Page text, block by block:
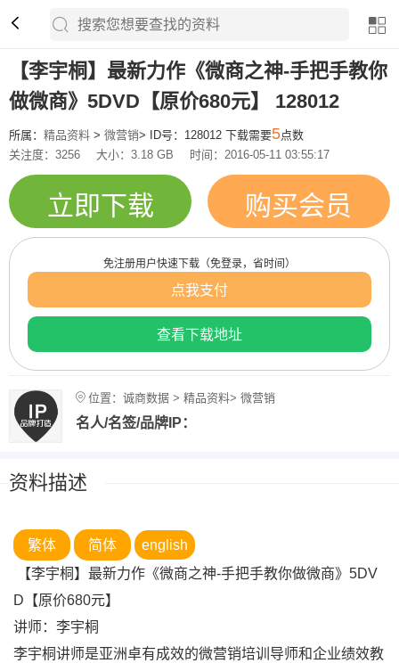
【李宇桐】最新力作《微商之神-手把手教你
做微商》5DVD【原价680元】 128012
所属： 精品资料 > 微营销> ID号：128012 下载需要5点数
关注度：3256
大小：3.18 GB 时间：2016-05-11 03:55:17
立即下载 购买会员
免注册用户快速下载（免登录，省时间）
点我支付
查看下载地址
位置：诚商数据 > 精品资料> 微营销
名人/名签/品牌IP：
资料描述
繁体 简体
english
【李宇桐】最新力作《微商之神-手把手教你做微商》5DV
D【原价680元】
讲师：李宇桐
李宇桐讲师是亚洲卓有成效的微营销培训导师和企业绩效教